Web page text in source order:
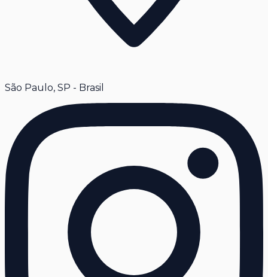
São Paulo, SP - Brasil